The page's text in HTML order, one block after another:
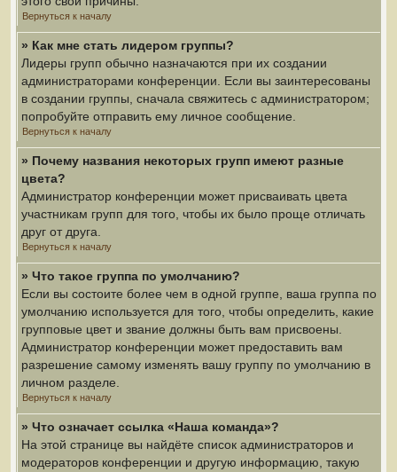
Вернуться к началу
» Как мне стать лидером группы?
Лидеры групп обычно назначаются при их создании
администраторами конференции. Если вы заинтересованы
в создании группы, сначала свяжитесь с администратором;
попробуйте отправить ему личное сообщение.
Вернуться к началу
» Почему названия некоторых групп имеют разные
цвета?
Администратор конференции может присваивать цвета
участникам групп для того, чтобы их было проще отличать
друг от друга.
Вернуться к началу
» Что такое группа по умолчанию?
Если вы состоите более чем в одной группе, ваша группа по
умолчанию используется для того, чтобы определить, какие
групповые цвет и звание должны быть вам присвоены.
Администратор конференции может предоставить вам
разрешение самому изменять вашу группу по умолчанию в
личном разделе.
Вернуться к началу
» Что означает ссылка «Наша команда»?
На этой странице вы найдёте список администраторов и
модераторов конференции и другую информацию, такую